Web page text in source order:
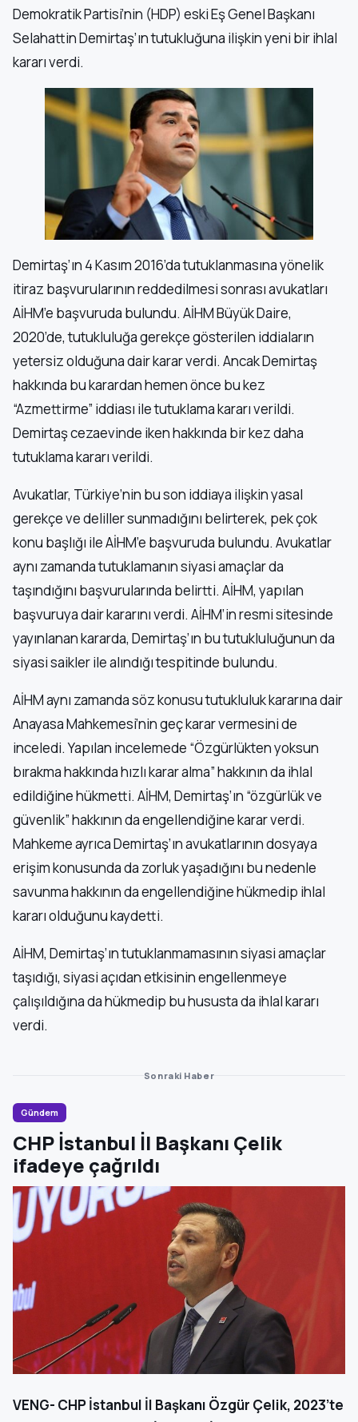
Demokratik Partisi’nin (HDP) eski Eş Genel Başkanı
Selahattin Demirtaş’ın tutukluğuna ilişkin yeni bir ihlal
kararı verdi.
Demirtaş’ın 4 Kasım 2016’da tutuklanmasına yönelik
itiraz başvurularının reddedilmesi sonrası avukatları
AİHM’e başvuruda bulundu. AİHM Büyük Daire,
2020’de, tutukluluğa gerekçe gösterilen iddiaların
yetersiz olduğuna dair karar verdi. Ancak Demirtaş
hakkında bu karardan hemen önce bu kez
“Azmettirme” iddiası ile tutuklama kararı verildi.
Demirtaş cezaevinde iken hakkında bir kez daha
tutuklama kararı verildi.
Avukatlar, Türkiye’nin bu son iddiaya ilişkin yasal
gerekçe ve deliller sunmadığını belirterek, pek çok
konu başlığı ile AİHM’e başvuruda bulundu. Avukatlar
aynı zamanda tutuklamanın siyasi amaçlar da
taşındığını başvurularında belirtti. AİHM, yapılan
başvuruya dair kararını verdi. AİHM’in resmi sitesinde
yayınlanan kararda, Demirtaş’ın bu tutukluluğunun da
siyasi saikler ile alındığı tespitinde bulundu.
AİHM aynı zamanda söz konusu tutukluluk kararına dair
Anayasa Mahkemesi’nin geç karar vermesini de
inceledi. Yapılan incelemede “Özgürlükten yoksun
bırakma hakkında hızlı karar alma” hakkının da ihlal
edildiğine hükmetti. AİHM, Demirtaş’ın “özgürlük ve
güvenlik” hakkının da engellendiğine karar verdi.
Mahkeme ayrıca Demirtaş’ın avukatlarının dosyaya
erişim konusunda da zorluk yaşadığını bu nedenle
savunma hakkının da engellendiğine hükmedip ihlal
kararı olduğunu kaydetti.
AİHM, Demirtaş’ın tutuklanmamasının siyasi amaçlar
taşıdığı, siyasi açıdan etkisinin engellenmeye
çalışıldığına da hükmedip bu hususta da ihlal kararı
verdi.
Sonraki Haber
Gündem
CHP İstanbul İl Başkanı Çelik
ifadeye çağrıldı
VENG- CHP İstanbul İl Başkanı Özgür Çelik, 2023’te